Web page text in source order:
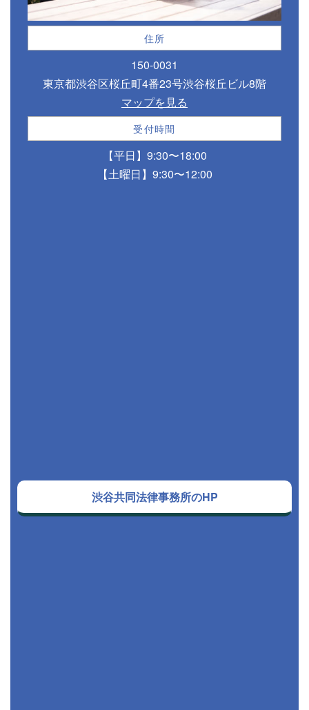
住所
150-0031
東京都渋谷区桜丘町4番23号渋谷桜丘ビル8階
マップを見る
受付時間
【平日】9:30〜18:00
【土曜日】9:30〜12:00
渋谷共同法律事務所のHP